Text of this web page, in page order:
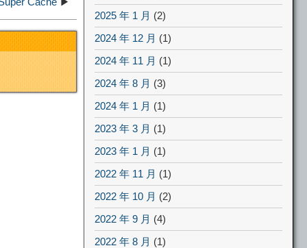
2025 年 1 月 (2)
2024 年 12 月 (1)
2024 年 11 月 (1)
2024 年 8 月 (3)
2024 年 1 月 (1)
2023 年 3 月 (1)
2023 年 1 月 (1)
2022 年 11 月 (1)
2022 年 10 月 (2)
2022 年 9 月 (4)
2022 年 8 月 (1)